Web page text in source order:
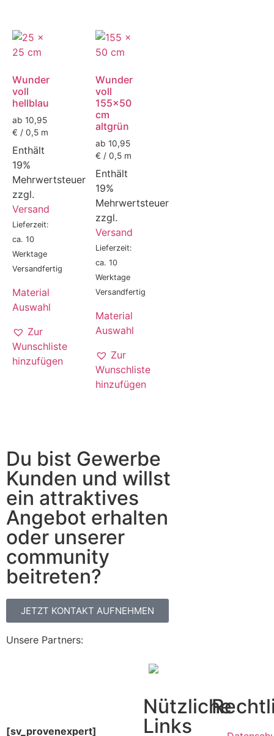
Wunder
voll
hellblau
ab 10,95
€ / 0,5 m
Enthält
19%
Mehrwertsteuer
zzgl.
Versand
Lieferzeit:
ca. 10
Werktage
Versandfertig
Material
Auswahl
Zur
Wunschliste
hinzufügen
Wunder
voll
155x50
cm
altgrün
ab 10,95
€ / 0,5 m
Enthält
19%
Mehrwertsteuer
zzgl.
Versand
Lieferzeit:
ca. 10
Werktage
Versandfertig
Material
Auswahl
Zur
Wunschliste
hinzufügen
Du bist Gewerbe
Kunden und willst
ein attraktives
Angebot erhalten
oder unserer
community
beitreten?
JETZT KONTAKT AUFNEHMEN
Unsere Partners:
[sv_provenexpert]
Nützliche
Links